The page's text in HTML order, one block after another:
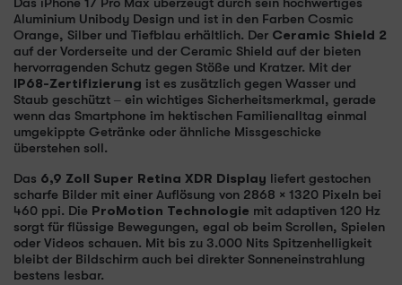
Das iPhone 17 Pro Max überzeugt durch sein hochwertiges
Aluminium Unibody Design und ist in den Farben Cosmic
Orange, Silber und Tiefblau erhältlich. Der Ceramic Shield 2
auf der Vorderseite und der Ceramic Shield auf der bieten
hervorragenden Schutz gegen Stöße und Kratzer. Mit der
IP68-Zertifizierung ist es zusätzlich gegen Wasser und
Staub geschützt – ein wichtiges Sicherheitsmerkmal, gerade
wenn das Smartphone im hektischen Familienalltag einmal
umgekippte Getränke oder ähnliche Missgeschicke
überstehen soll.
Das 6,9 Zoll Super Retina XDR Display liefert gestochen
scharfe Bilder mit einer Auflösung von 2868 × 1320 Pixeln bei
460 ppi. Die ProMotion Technologie mit adaptiven 120 Hz
sorgt für flüssige Bewegungen, egal ob beim Scrollen, Spielen
oder Videos schauen. Mit bis zu 3.000 Nits Spitzenhelligkeit
bleibt der Bildschirm auch bei direkter Sonneneinstrahlung
bestens lesbar.